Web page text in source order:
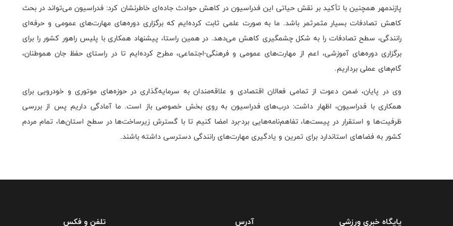
پازندمهر همچنین با تأکید بر نقش حیاتی این فدراسیون در کاهش حوادث جاده‌ای خاطرنشان کرد: فدراسیون می‌تواند در بحث
کاهش تصادفات بسیار مثمرثمر باشد. ما به صورت علمی ثابت کرده‌ایم که برگزاری دوره‌های مهارت‌های عمومی و حرفه‌ای
رانندگی، سطح تصادفات را به شکل چشمگیری کاهش می‌دهد. در همین راستا، پیشنهاد همکاری با پلیس راهور کشور را برای
برگزاری دوره‌های آموزشی، اعم از مهارت‌های عمومی و فرهنگی-اجتماعی، مطرح کرده‌ایم تا در راستای حفظ جان هموطنان،
گام‌های عملی برداریم.
وی در پایان، ضمن دعوت از تمامی فعالان اقتصادی و علاقه‌مندان به سرمایه‌گذاری در حوزه‌های موتوری و خودرویی برای
همکاری با فدراسیون، اظهار داشت: درب‌های فدراسیون به روی بخش خصوصی باز است. ما آمادگی داریم پس از بررسی
ظرفیت‌ها و استقرار در پیست‌ها، تفاهم‌نامه‌هایی برد-برد امضا کنیم تا با گسترش زیرساخت‌ها در سطح استان‌ها، تمام مردم
کشور به فضاهای استاندارد برای تمرین و یادگیری مهارت‌های رانندگی دسترسی داشته باشند.
پایگاه خبری ورزشی آدرس تلفن و فکس